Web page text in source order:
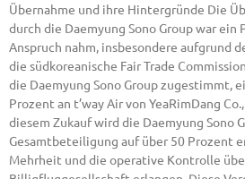
Übernahme und ihre Hintergründe Die
durch die Daemyung Sono Group war
Anspruch nahm, insbesondere aufgrund
die südkoreanische Fair Trade
die Daemyung Sono Group zugestimmt,
Prozent an t’way Air von YeaRimDang
diesem Zukauf wird die Daemyung Sono
Gesamtbeteiligung auf über 50 Prozent
Mehrheit und die operative Kontrolle